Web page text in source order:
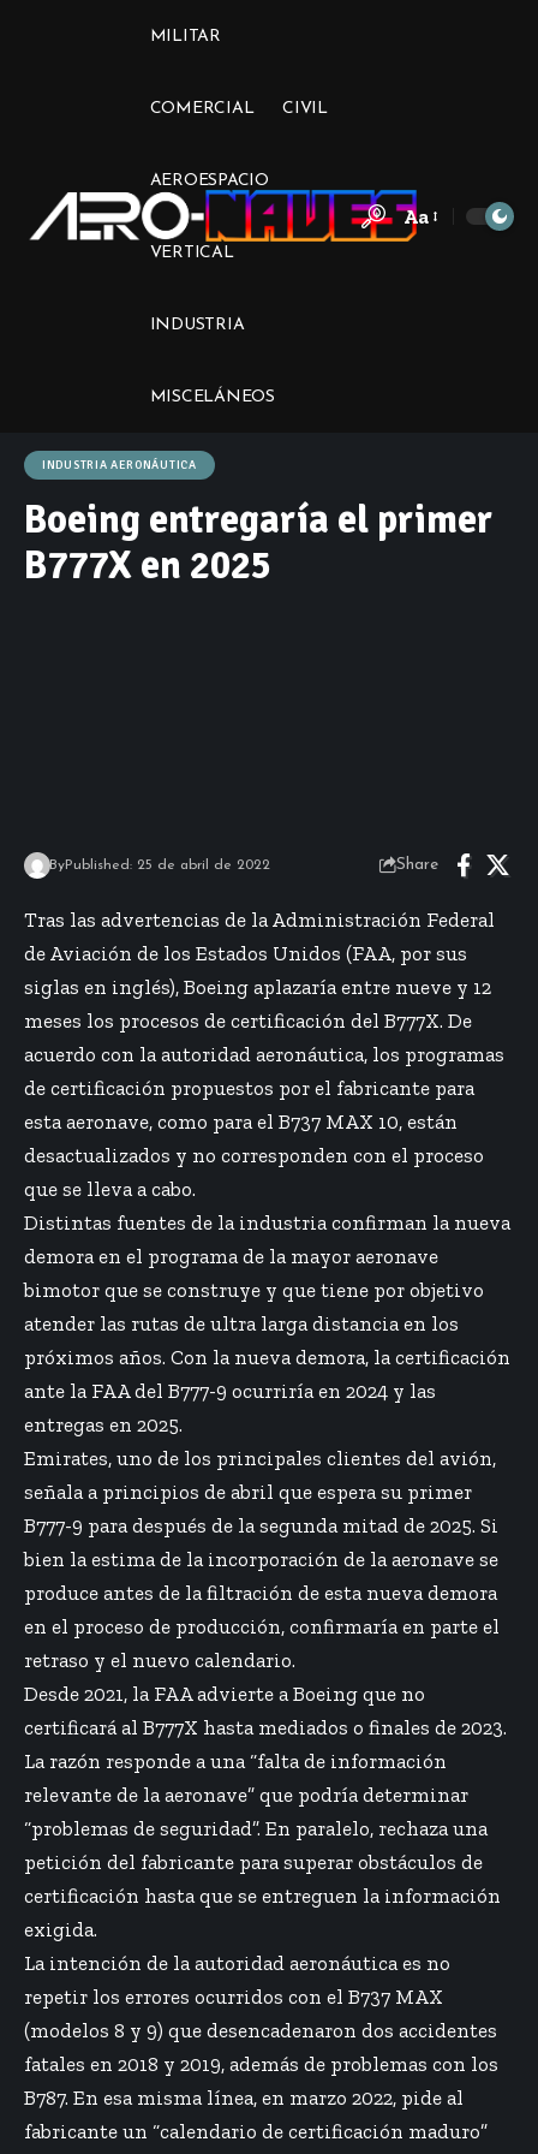
MILITAR
COMERCIAL CIVIL
AEROESPACIO
VERTICAL
INDUSTRIA
MISCELÁNEOS
Font
Aa
INDUSTRIA AERONÁUTICA
Boeing entregaría el primer
B777X en 2025
ByPublished: 25 de abril de 2022 Share
Tras las advertencias de la Administración Federal
de Aviación de los Estados Unidos (FAA, por sus
siglas en inglés), Boeing aplazaría entre nueve y 12
meses los procesos de certificación del B777X. De
acuerdo con la autoridad aeronáutica, los programas
de certificación propuestos por el fabricante para
esta aeronave, como para el B737 MAX 10, están
desactualizados y no corresponden con el proceso
que se lleva a cabo.
Distintas fuentes de la industria confirman la nueva
demora en el programa de la mayor aeronave
bimotor que se construye y que tiene por objetivo
atender las rutas de ultra larga distancia en los
próximos años. Con la nueva demora, la certificación
ante la FAA del B777-9 ocurriría en 2024 y las
entregas en 2025.
Emirates, uno de los principales clientes del avión,
señala a principios de abril que espera su primer
B777-9 para después de la segunda mitad de 2025. Si
bien la estima de la incorporación de la aeronave se
produce antes de la filtración de esta nueva demora
en el proceso de producción, confirmaría en parte el
retraso y el nuevo calendario.
Desde 2021, la FAA advierte a Boeing que no
certificará al B777X hasta mediados o finales de 2023.
La razón responde a una “falta de información
relevante de la aeronave” que podría determinar
“problemas de seguridad”. En paralelo, rechaza una
petición del fabricante para superar obstáculos de
certificación hasta que se entreguen la información
exigida.
La intención de la autoridad aeronáutica es no
repetir los errores ocurridos con el B737 MAX
(modelos 8 y 9) que desencadenaron dos accidentes
fatales en 2018 y 2019, además de problemas con los
B787. En esa misma línea, en marzo 2022, pide al
fabricante un “calendario de certificación maduro”